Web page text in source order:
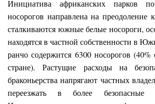
Инициатива африканских парков
носорогов направлена на преодоление
сталкиваются южные белые носороги,
находятся в частной собственности в
ранчо содержится 6300 носорогов
стране). Растущие расходы на
браконьерства напрягают частных
переезжать в более безопасные